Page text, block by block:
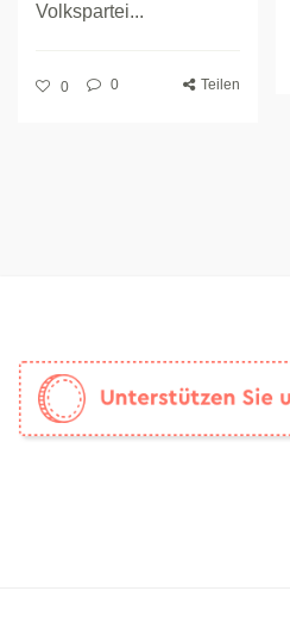
Volkspartei...
0 0 Teilen